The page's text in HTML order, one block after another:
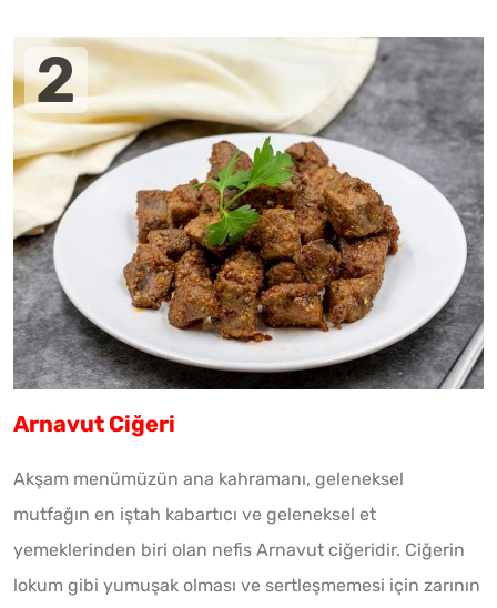
Arnavut Ciğeri
Akşam menümüzün ana kahramanı, geleneksel
mutfağın en iştah kabartıcı ve geleneksel et
yemeklerinden biri olan nefis Arnavut ciğeridir. Ciğerin
lokum gibi yumuşak olması ve sertleşmemesi için zarının